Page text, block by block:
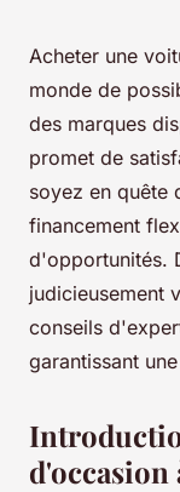
Acheter une
monde de
des marques
promet de
soyez en quête
financement
d'opportunités.
judicieusement
conseils
garantissant
d'occasion